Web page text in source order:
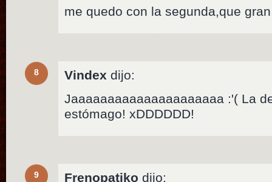
me quedo con la segunda,que
8 Vindex dijo:
Jaaaaaaaaaaaaaaaaaaaaa :'( La
estómago! xDDDDDD!
9 Frenopatiko dijo: